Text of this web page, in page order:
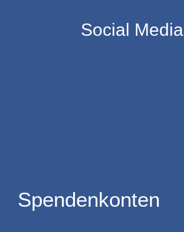
Social Media
Spendenkonten